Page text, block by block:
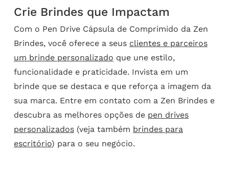
Crie Brindes que Impactam
Com o Pen Drive Cápsula de Comprimido da Zen
Brindes, você oferece a seus clientes e parceiros
um brinde personalizado que une estilo,
funcionalidade e praticidade. Invista em um
brinde que se destaca e que reforça a imagem da
sua marca. Entre em contato com a Zen Brindes e
descubra as melhores opções de pen drives
personalizados(veja também brindes para
escritório) para o seu negócio.